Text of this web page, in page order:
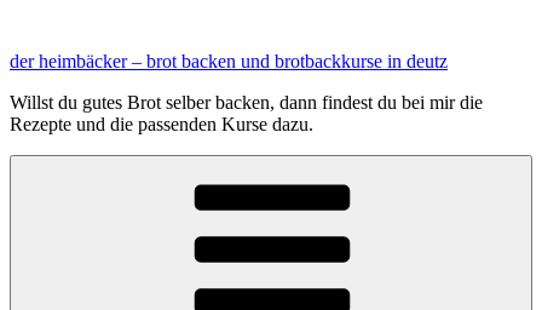
springen
der heimbäcker – brot backen und brotbackkurse in deutz
Willst du gutes Brot selber backen, dann findest du bei mir die
Rezepte und die passenden Kurse dazu.